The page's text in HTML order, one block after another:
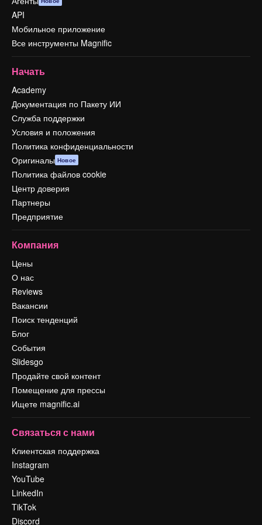
API
Мобильное приложение
Все инструменты Magnific
Начать
Academy
Документация по Пакету ИИ
Служба поддержки
Условия и положения
Политика конфиденциальности
Оригиналы Новое
Политика файлов cookie
Центр доверия
Партнеры
Предприятие
Компания
Цены
О нас
Reviews
Вакансии
Поиск тенденций
Блог
События
Slidesgo
Продайте свой контент
Помещение для прессы
Ищете magnific.ai
Связаться с нами
Клиентская поддержка
Instagram
YouTube
LinkedIn
TikTok
Discord